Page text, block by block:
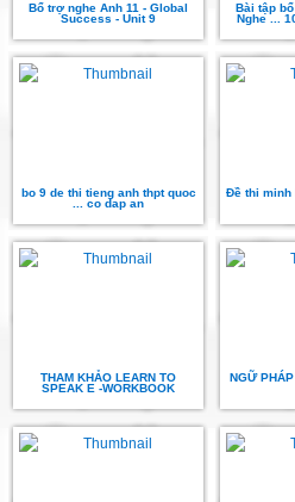
Bổ trợ nghe Anh 11 - Global
Success - Unit 9
Bài tập
Nghe ...
bo 9 de thi tieng anh thpt quoc
... co dap an
Đề thi minh
THAM KHẢO LEARN TO
SPEAK E -WORKBOOK
NGỮ